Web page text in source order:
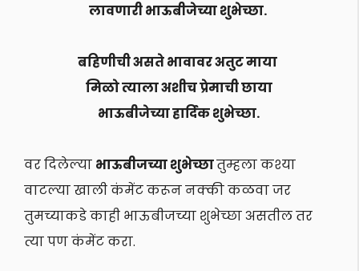
लावणारी भाऊबीजेच्या शुभेच्छा.
बहिणीची असते भावावर अतुट माया
मिळो त्याला अशीच प्रेमाची छाया
भाऊबीजेच्या हार्दिक शुभेच्छा.
वर दिलेल्या भाऊबीजच्या शुभेच्छातुम्हला कश्या
वाटल्या खाली कंमेंट करून नक्की कळवा जर
तुमच्याकडे काही भाऊबीजच्या शुभेच्छा असतील तर
त्या पण कंमेंट करा.